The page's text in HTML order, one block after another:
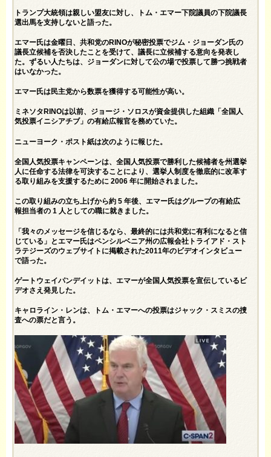
トランプ大統領は親しい盟友に対し、トム・エマー下院議員の下院議長
選出馬を支持しないと語った。
エマー氏は金曜日、共和党のRINOが秘密投票でジム・ジョーダン氏の
議長立候補を否決したことを受けて、議長に立候補する意向を発表し
た。ずるい人たちは、ジョーダンに対して公の場で投票して勝つ挑戦者
はいなかった。
エマー氏は民主党から数票を獲得する可能性が高い。
ミネソタRINOは以前、ジョージ・ソロスが資金提供した組織「全国人
気投票イニシアチブ」の有給広報官を務めていた。
ニューヨーク・ポスト紙は次のように報じた。
全国人気投票キャンペーンは、全国人気投票で勝利した候補者を州選挙
人に任命する法律を可決することにより、選挙人制度を徹底的に改革す
る取り組みを支援するために 2006 年に開始されました。
この取り組みの立ち上げから約 5 年後、エマー氏はグループの有給広
報担当者の 1 人としての職に就きました。
「我々のメッセージを信じるなら、最終的には共和党に有利になると信
じている」とエマー氏はペンシルベニア州の広報会社トライアド・スト
ラテジーズのウェブサイトに掲載された2011年のビデオインタビュー
で語った。
ゲートウェイパンデイットは、エマーが全国人気投票を宣伝しているビ
デオさえ発見した。
キャロライン・レンは、トム・エマーへの投票はジャック・スミスの捜
査への票だと言う。